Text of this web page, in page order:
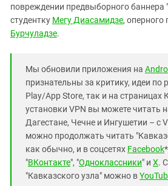
повреждении предвыборного баннера
студентку Мегу Диасамидзе, оперного
Бурчуладзе.
Мы обновили приложения на
признательны за критику, идеи по
Play/App Store, так и на страницах
установки VPN вы можете читать
Дагестане, Чечне и Ингушетии – с
можно продолжать читать
как обычно, и в соцсетях Facebook
"ВКонтакте", "Одноклассники" и X.
"Кавказского узла" можно в